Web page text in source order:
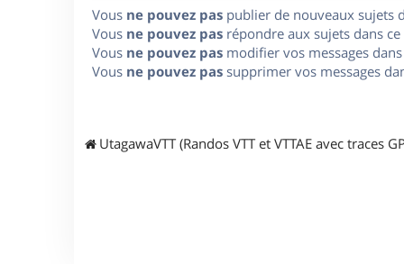
Vous ne pouvez pas publier de nouveaux sujets
Vous ne pouvez pas répondre aux sujets dans
Vous ne pouvez pas modifier vos messages
Vous ne pouvez pas supprimer vos messages
UtagawaVTT (Randos VTT et VTTAE avec traces